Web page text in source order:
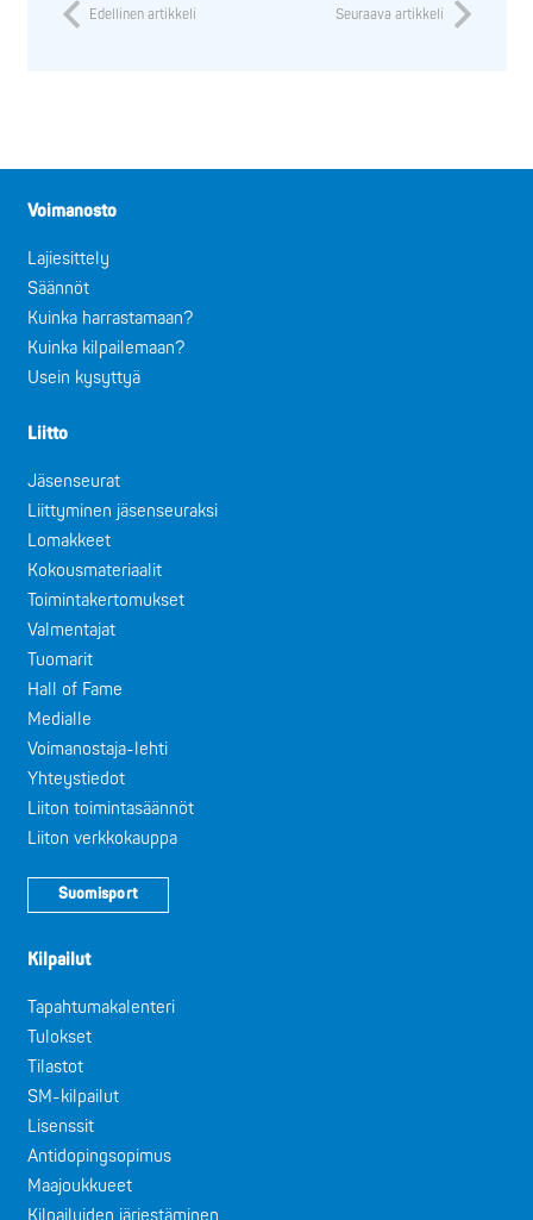
Edellinen artikkeli Seuraava artikkeli
Voimanosto
Lajiesittely
Säännöt
Kuinka harrastamaan?
Kuinka kilpailemaan?
Usein kysyttyä
Liitto
Jäsenseurat
Liittyminen jäsenseuraksi
Lomakkeet
Kokousmateriaalit
Toimintakertomukset
Valmentajat
Tuomarit
Hall of Fame
Medialle
Voimanostaja-lehti
Yhteystiedot
Liiton toimintasäännöt
Liiton verkkokauppa
Suomisport
Kilpailut
Tapahtumakalenteri
Tulokset
Tilastot
SM-kilpailut
Lisenssit
Antidopingsopimus
Maajoukkueet